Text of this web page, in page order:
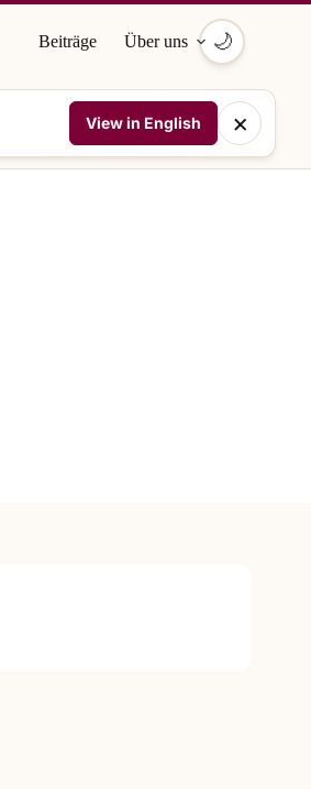
Beiträge Über uns 🌙
View in English ×